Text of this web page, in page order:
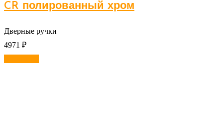
CR полированный хром
Дверные ручки
4971 ₽